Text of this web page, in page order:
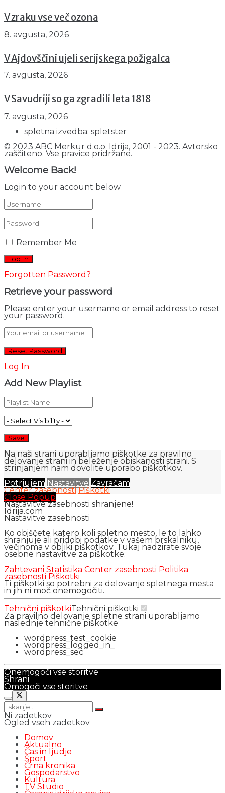
V zraku vse več ozona
8. avgusta, 2026
V Ajdovščini ujeli serijskega požigalca
7. avgusta, 2026
V Savudriji so ga zgradili leta 1818
7. avgusta, 2026
spletna izvedba: spletster
© 2023 ABC Merkur d.o.o. Idrija, 2001 - 2023. Avtorsko
zaščiteno. Vse pravice pridržane.
Welcome Back!
Login to your account below
Remember Me
Forgotten Password?
Retrieve your password
Please enter your username or email address to reset
your password.
Log In
Add New Playlist
Na naši strani uporabljamo piškotke za pravilno
delovanje strani in beleženje obiskanosti strani. S
strinjanjem nam dovolite uporabo piškotkov.
Potrjujem Nastavitve Zavračam
Center zasebnosti Piškotki
Close Popup
Nastavitve zasebnosti shranjene!
Idrija.com
Nastavitve zasebnosti
Ko obiščete katero koli spletno mesto, le to lahko
shranjuje ali pridobi podatke v vašem brskalniku,
večinoma v obliki piškotkov. Tukaj nadzirate svoje
osebne nastavitve za piškotke.
Zahtevani Statistika Center zasebnosti Politika
zasebnostiPiškotki
Ti piškotki so potrebni za delovanje spletnega mesta
in jih ni moč onemogočiti.
Tehnični piškotkiTehnični piškotki
Za pravilno delovanje spletne strani uporabljamo
naslednje tehnične piškotke
wordpress_test_cookie
wordpress_logged_in_
wordpress_sec
Onemogoči vse storitve
Shrani
Omogoči vse storitve
Ni zadetkov
Ogled vseh zadetkov
Domov
Aktualno
Čas in ljudje
Šport
Črna kronika
Gospodarstvo
Kultura
TV Studio